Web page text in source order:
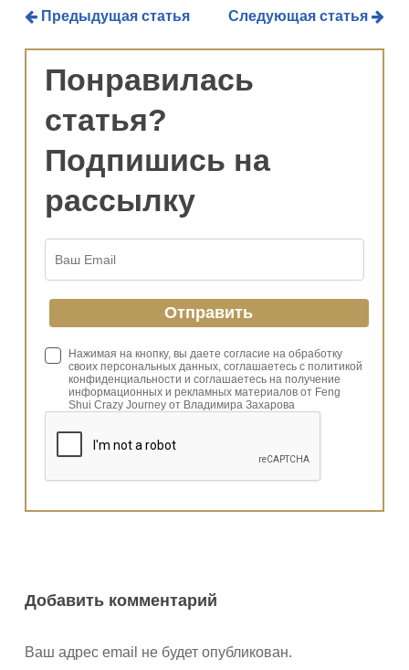
Предыдущая статья Следующая статья
Понравилась
статья?
Подпишись на
рассылку
Нажимая на кнопку, вы даете согласие на обработку
своих персональных данных, соглашаетесь с политикой
конфиденциальности и соглашаетесь на получение
информационных и рекламных материалов от Feng
Shui Crazy Journey от Владимира Захарова
Добавить комментарий
Ваш адрес email не будет опубликован.